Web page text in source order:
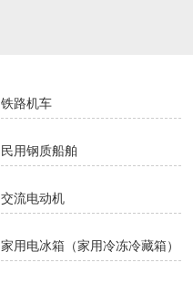
铁路机车
民用钢质船舶
交流电动机
家用电冰箱（家用冷冻冷藏箱）